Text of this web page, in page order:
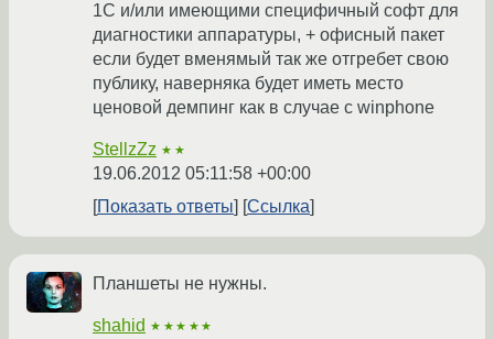
1С и/или имеющими специфичный софт для
диагностики аппаратуры, + офисный пакет
если будет вменямый так же отгребет свою
публику, наверняка будет иметь место
ценовой демпинг как в случае с winphone
StellzZz ★★
19.06.2012 05:11:58 +00:00
Показать ответы
Ссылка
Планшеты не нужны.
shahid ★★★★★